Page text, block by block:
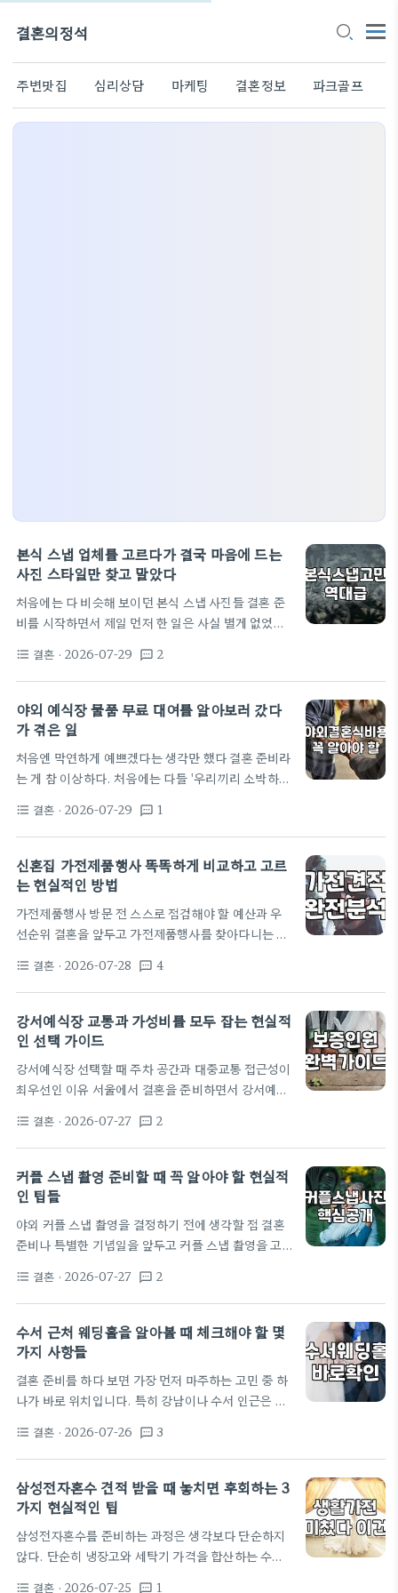
결혼의정석
주변맛집 심리상담 마케팅 결혼정보 파크골프
본식 스냅 업체를 고르다가 결국 마음에 드는
사진 스타일만 찾고 말았다
처음에는 다 비슷해 보이던 본식 스냅 사진들 결혼 준
비를 시작하면서 제일 먼저 한 일은 사실 별게 없었다.
게 전부였다. 거기 가면 뭐든 정리가 될 줄 알았다. 대
구 그랜드호텔에서 열리는 박람회도 가보고, 인터불
고에서 하는 곳도 기웃거려 봤는데, 사실 가서 들은 얘
기는 거의 다 비슷했다. 스드메 패키지에 본식 스냅까
떤 혜택이 있다는 식의 이야기들. 그때는 그냥 상담해
주시는 분이 친절하면 그게 좋은 업체인 줄 알았다. 특
히 본식 스냅은 그냥…
format_list_bulleted 결혼 · 2026-07-29 textsms 2
야외 예식장 물품 무료 대여를 알아보러 갔다
가 겪은 일
처음엔 막연하게 예쁘겠다는 생각만 했다 결혼 준비라
는 게 참 이상하다. 처음에는 다들 '우리끼리 소박하게
게 많은지 모르겠다. 평소에 공원 산책하다가 잔디밭
에서 야외 결혼식 하는 걸 보고 '아, 나도 저런 데서 하
면 좋겠다' 싶었는데, 막상 알아보니 그게 다 돈이더
라. 서울시에서 하는 공공예식장 같은 곳들은 가격이
터가 전쟁이었다. 용산가족공원이나 북서울꿈의숲 같
은 곳들이 리스트에 있었는데, 일단 원하는 날짜 잡기
가 하늘의 별 따기더라. 인기 있는 시간대는 이미 내년
format_list_bulleted 결혼 · 2026-07-29 textsms 1
신혼집 가전제품행사 똑똑하게 비교하고 고르
는 현실적인 방법
가전제품행사 방문 전 스스로 점검해야 할 예산과 우
선순위 결혼을 앞두고 가전제품행사를 찾아다니는 과
이는 할인율만 보고 달려들면 나중에 불필요한 기능이
포함된 고가 모델만 잔뜩 사게 되는 실수를 범하기 쉽
다. 먼저 자신이 살 집의 구조와 라이프스타일을 명확
히 파악하는 것이 우선이다. 예를 들어 맞벌이 부부라
제품에 예산을 더 할애하는 식의 우선순위 설정이 필
요하다. 가전제품행사 현장은 대개 화려한 패키지 상
품 위주로 구성되어 있어 자칫하면 본인에게 필요 없
format_list_bulleted 결혼 · 2026-07-28 textsms 4
강서예식장 교통과 가성비를 모두 잡는 현실적
인 선택 가이드
강서예식장 선택할 때 주차 공간과 대중교통 접근성이
최우선인 이유 서울에서 결혼을 준비하면서 강서예식
로 하객들의 이동 경로이다. 강서 지역은 김포공항과
인접해 있어 지방에서 올라오는 하객들의 접근성은 용
이하지만 정작 당일 정체가 심한 올림픽대로나 남부순
환로를 통과해야 하는 번거로움이 따른다. 주말 주차
게 첫인상부터 불편함을 주기 마련이다. 특히 지하철
5호선과 9호선 라인에 위치한 예식장들은 대중교통
접근성 면에서 상당한 우위를 점한다. 예를 들어 지하
format_list_bulleted 결혼 · 2026-07-27 textsms 2
커플 스냅 촬영 준비할 때 꼭 알아야 할 현실적
인 팁들
야외 커플 스냅 촬영을 결정하기 전에 생각할 점 결혼
준비나 특별한 기념일을 앞두고 커플 스냅 촬영을 고
외 스냅은 자연스러운 분위기를 담을 수 있다는 큰 장
점이 있지만, 예상보다 고려해야 할 변수가 많습니다.
특히 날씨는 통제가 불가능한 요소인데, 촬영 당일의
기온이나 바람, 심지어 갑작스러운 비 소식은 준비한
만약 야외 촬영을 계획한다면 평일 촬영이 가능한 작
가를 섭외하거나, 비가 올 경우를 대비해 스튜디오 대
관 옵션을 미리 확인해두는 것이 좋습니다. 합정이나
format_list_bulleted 결혼 · 2026-07-27 textsms 2
수서 근처 웨딩홀을 알아볼 때 체크해야 할 몇
가지 사항들
결혼 준비를 하다 보면 가장 먼저 마주하는 고민 중 하
나가 바로 위치입니다. 특히 강남이나 수서 인근은 교
수서역은 SRT와 지하철 3호선, 수인분당선이 모두
연결되어 있어 지방에서 올라오는 하객들을 배려해야
하는 경우 현실적으로 가장 고려하게 되는 위치입니
다. 최근 트렌드 지수에서도 빌라드지디 수서와 같은
기보다는 실제 방문했을 때의 동선과 비용을 꼼꼼히
따져보는 과정이 꼭 필요합니다. 웨딩홀 투어를 다녀
보면 사진으로 보는 것과 현장에서 느끼는 분위기에
format_list_bulleted 결혼 · 2026-07-26 textsms 3
삼성전자혼수 견적 받을 때 놓치면 후회하는 3
가지 현실적인 팁
삼성전자혼수를 준비하는 과정은 생각보다 단순하지
않다. 단순히 냉장고와 세탁기 가격을 합산하는 수준
format_list_bulleted 결혼 · 2026-07-25 textsms 1